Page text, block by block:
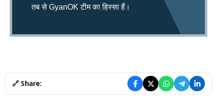
तब से GyanOK टीम का हिस्सा हैं।
🔗 Share: